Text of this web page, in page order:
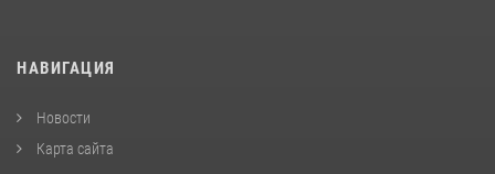
НАВИГАЦИЯ
Новости
Карта сайта